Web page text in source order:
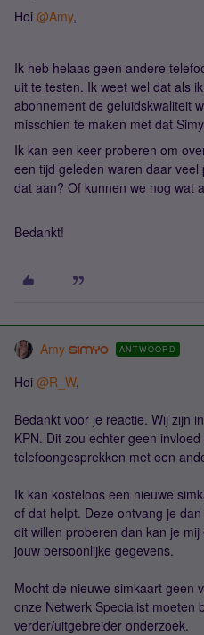
Hoi ​ @Amy,
Ik heb helaas geen andere
uit te testen. Ik weet wel dat als
abonnement de geluidskwaliteit
misschien te maken met dat
Ik kan een keer proberen om
een tijd geleden waren daar
dat aan? Of kunnen we nog wat
Bedankt!
Amy ANTWOORD
Hoi ​ @R_W,
Bedankt voor je reactie. Wij zijn
KPN. Dit zou echter geen
telefoongesprekken met een
Ik kan kosteloos een nieuwe
of dat helpt. Deze ontvang je
dit willen proberen dan kan je mij
jouw persoonlijke gegevens.
Mocht de nieuwe simkaart geen
onze Netwerk Specialist moeten
verder/uitgebreider onderzoek.